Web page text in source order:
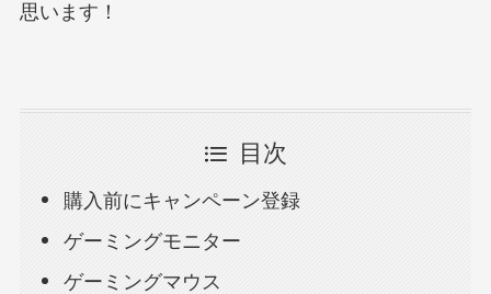
思います！
目次
購入前にキャンペーン登録
ゲーミングモニター
ゲーミングマウス